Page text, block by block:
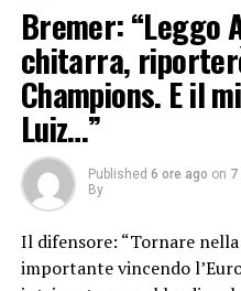
Bremer: “Leggo
chitarra,
Champions. E il
Luiz…”
Published 6 ore ago on 7
By
Il difensore: “Tornare
importante vincendo